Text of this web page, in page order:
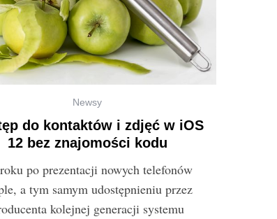
Newsy
do kontaktów i zdjęć w iOS
12 bez znajomości kodu
po prezentacji nowych telefonów
a tym samym udostępnieniu przez
kolejnej generacji systemu